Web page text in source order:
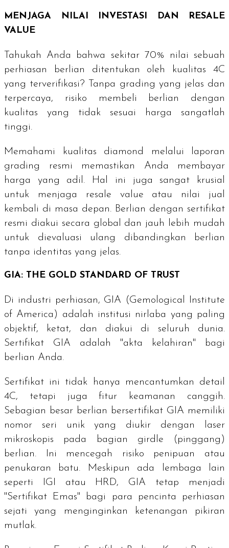
MENJAGA NILAI INVESTASI DAN
RESALE
VALUE
Tahukah Anda bahwa sekitar 70% nilai sebuah
perhiasan berlian ditentukan oleh kualitas 4C
yang terverifikasi? Tanpa grading yang jelas dan
terpercaya, risiko membeli berlian dengan
kualitas yang tidak sesuai harga sangatlah
tinggi.
Memahami kualitas diamond
melalui laporan
grading resmi memastikan Anda membayar
harga yang adil. Hal ini juga sangat krusial
untuk menjaga
resale value atau nilai jual
kembali di masa depan. Berlian dengan sertifikat
resmi diakui secara global dan jauh lebih mudah
untuk dievaluasi ulang dibandingkan berlian
tanpa identitas yang jelas.
GIA: THE GOLD STANDARD OF TRUST
Di industri perhiasan, GIA (Gemological Institute
of America ) adalah institusi nirlaba yang paling
objektif, ketat, dan diakui di seluruh dunia.
Sertifikat GIA adalah "akta kelahiran" bagi
berlian Anda.
Sertifikat ini tidak hanya mencantumkan detail
4C, tetapi juga fitur keamanan canggih.
Sebagian besar berlian bersertifikat GIA memiliki
nomor seri unik yang diukir dengan laser
mikroskopis pada bagian girdle (pinggang)
berlian. Ini mencegah risiko penipuan atau
penukaran batu. Meskipun ada lembaga lain
seperti IGI atau HRD, GIA tetap menjadi
"Sertifikat Emas" bagi para pencinta perhiasan
sejati yang menginginkan ketenangan pikiran
mutlak.